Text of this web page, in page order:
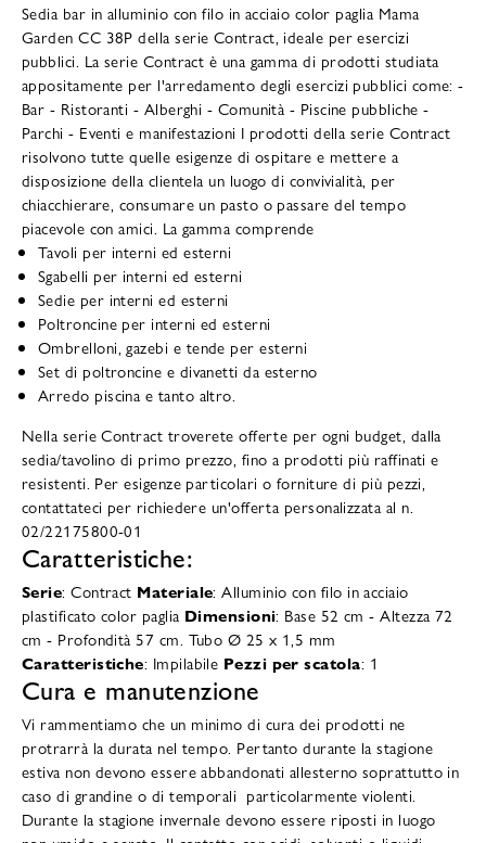
Sedia bar in alluminio con filo in acciaio color paglia Mama
Garden CC 38P della serie Contract, ideale per esercizi
pubblici. La serie Contract è una gamma di prodotti studiata
appositamente per l'arredamento degli esercizi pubblici come: -
Bar - Ristoranti - Alberghi - Comunità - Piscine pubbliche -
Parchi - Eventi e manifestazioni I prodotti della serie Contract
risolvono tutte quelle esigenze di ospitare e mettere a
disposizione della clientela un luogo di convivialità, per
chiacchierare, consumare un pasto o passare del tempo
piacevole con amici. La gamma comprende
Tavoli per interni ed esterni
Sgabelli per interni ed esterni
Sedie per interni ed esterni
Poltroncine per interni ed esterni
Ombrelloni, gazebi e tende per esterni
Set di poltroncine e divanetti da esterno
Arredo piscina e tanto altro.
Nella serie Contract troverete offerte per ogni budget, dalla
sedia/tavolino di primo prezzo, fino a prodotti più raffinati e
resistenti. Per esigenze particolari o forniture di più pezzi,
contattateci per richiedere un'offerta personalizzata al n.
02/22175800-01
Caratteristiche:
Serie: Contract Materiale: Alluminio con filo in acciaio
plastificato color paglia Dimensioni: Base 52 cm - Altezza 72
cm - Profondità 57 cm. Tubo Ø 25 x 1,5 mm
Caratteristiche: Impilabile Pezzi per scatola: 1
Cura e manutenzione
Vi rammentiamo che un minimo di cura dei prodotti ne
protrarrà la durata nel tempo. Pertanto durante la stagione
estiva non devono essere abbandonati allesterno soprattutto in
caso di grandine o di temporali particolarmente violenti.
Durante la stagione invernale devono essere riposti in luogo